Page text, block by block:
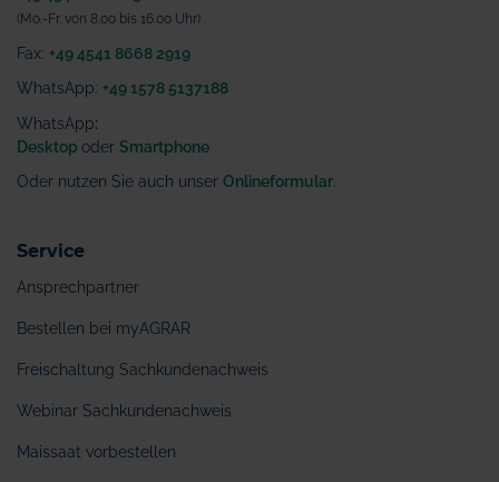
(Mo.-Fr. von 8.00 bis 16.00 Uhr)
Fax: +49 4541 8668 2919
WhatsApp: +49 1578 5137188
WhatsApp:
Desktop oder Smartphone
Oder nutzen Sie auch unser Onlineformular
Service
Ansprechpartner
Bestellen bei myAGRAR
Freischaltung Sachkundenachweis
Webinar Sachkundenachweis
Maissaat vorbestellen